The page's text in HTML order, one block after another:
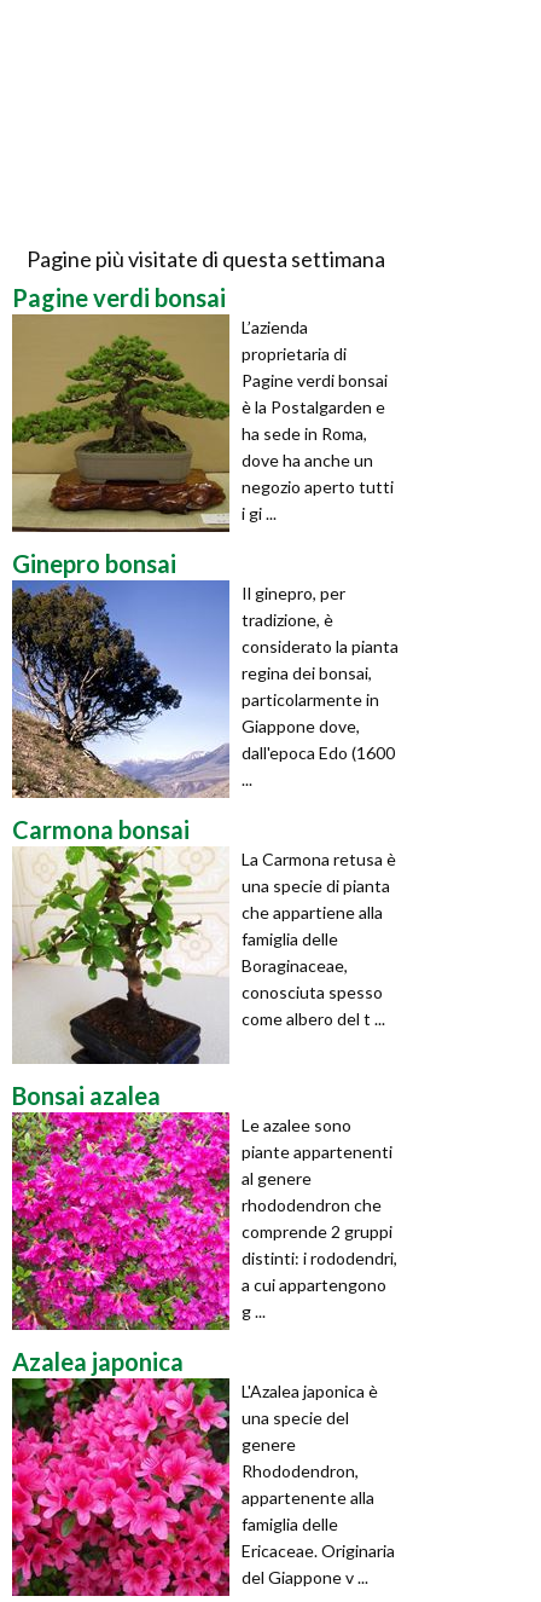
Pagine più visitate di questa settimana
Pagine verdi bonsai
L’azienda
proprietaria di
Pagine verdi bonsai
è la Postalgarden e
ha sede in Roma,
dove ha anche un
negozio aperto tutti
i gi ...
Ginepro bonsai
Il ginepro, per
tradizione, è
considerato la pianta
regina dei bonsai,
particolarmente in
Giappone dove,
dall'epoca Edo (1600
...
Carmona bonsai
La Carmona retusa è
una specie di pianta
che appartiene alla
famiglia delle
Boraginaceae,
conosciuta spesso
come albero del t ...
Bonsai azalea
Le azalee sono
piante appartenenti
al genere
rhododendron che
comprende 2 gruppi
distinti: i rododendri,
a cui appartengono
g ...
Azalea japonica
L'Azalea japonica è
una specie del
genere
Rhododendron,
appartenente alla
famiglia delle
Ericaceae. Originaria
del Giappone v ...